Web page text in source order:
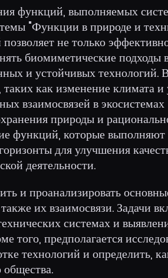
функций, выполняемых
"Функции в природе и
не только
биомиметические подходы
и устойчивых технологий.
как изменение климата и
взаимосвязей в экосистемах
природы и
функций, которые выполняют
для улучшения
деятельности.
и проанализировать
их взаимосвязи. Задачи
системах и
предполагается
технологий и определить,